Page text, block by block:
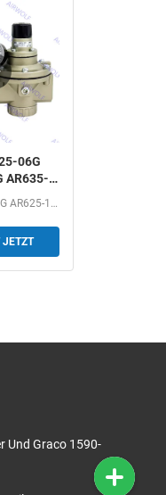
06G
AR635-
Regler
SMC AR625-06G AR625-10G AR635-06G AR635-10G AR425-935...
JETZT
Und Graco 1590-